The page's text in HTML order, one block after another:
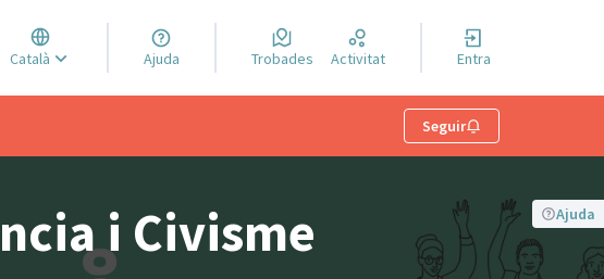
Català
Triar la llengua
Elegir el idioma
Ajuda Trobades Activitat Entra
Seguir
Ajuda
i Civisme